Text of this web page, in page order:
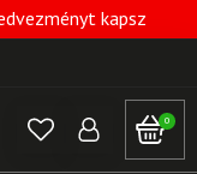
kapsz
0